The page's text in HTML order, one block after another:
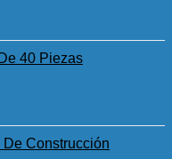
40 Piezas
Construcción